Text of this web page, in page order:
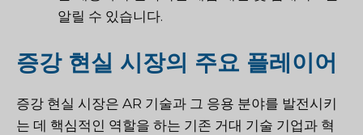
알릴 수 있습니다.
증강 현실 시장의 주요 플레이어
증강 현실 시장은 AR 기술과 그 응용 분야를 발전시키
는 데 핵심적인 역할을 하는 기존 거대 기술 기업과 혁